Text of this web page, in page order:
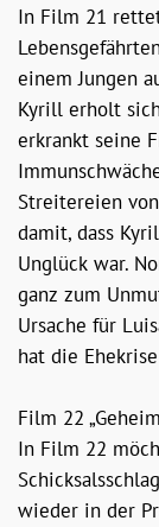
In Film 21
einem Jungen
Kyrill erholt
erkrankt seine
Streitereien
damit, dass
Unglück war.
ganz zum
Ursache für
hat die
Film 22
In Film 22
wieder in der